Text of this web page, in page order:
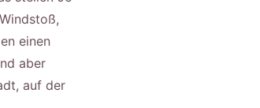
einen
aber
auf der